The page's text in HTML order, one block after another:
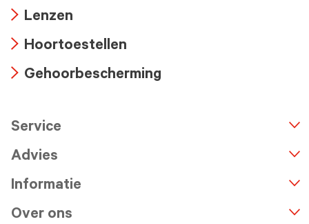
icon
icon
Lenzen
icon
Hoortoestellen
Gehoorbescherming
Service
Advies
Informatie
Over ons